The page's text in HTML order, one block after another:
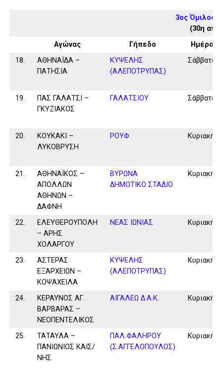
3ος Όμιλος
(30η
Αγώνας
Γήπεδο
Ημέρα
18.
ΑΘΗΝΑΪΔΑ –
ΠΑΤΗΣΙΑ
ΚΥΨΕΛΗΣ
(ΑΛΕΠΟΤΡΥΠΑΣ)
Σάββατο
19.
ΠΑΣ ΓΑΛΑΤΣΙ –
ΓΚΥΖΙΑΚΟΣ
ΓΑΛΑΤΣΙΟΥ Σάββατο
20.
ΚΟΥΚΑΚΙ –
ΛΥΚΟΒΡΥΣΗ
ΡΟΥΦ Κυριακή
21.
ΑΘΗΝΑΪΚΟΣ –
ΑΠΟΛΛΩΝ
ΑΘΗΝΩΝ –
ΔΑΦΝΗ
ΒΥΡΩΝΑ
ΔΗΜΟΤΙΚΟ ΣΤΑΔΙΟ
Κυριακή
22.
ΕΛΕΥΘΕΡΟΥΠΟΛΗ
– ΑΡΗΣ
ΧΟΛΑΡΓΟΥ
ΝΕΑΣ ΙΩΝΙΑΣ Κυριακή
23.
ΑΣΤΕΡΑΣ
ΕΞΑΡΧΕΙΩΝ –
ΚΟΨΑΧΕΙΛΑ
ΚΥΨΕΛΗΣ
(ΑΛΕΠΟΤΡΥΠΑΣ)
Κυριακή
24.
ΚΕΡΑΥΝΟΣ ΑΓ.
ΒΑΡΒΑΡΑΣ –
ΝΕΟΠΕΝΤΕΛΙΚΟΣ
ΑΙΓΑΛΕΩ Δ.Α.Κ. Κυριακή
25.
ΤΑΤΑΥΛΑ –
ΠΑΝΙΩΝΙΟΣ ΚΑΙΣ/
ΝΗΣ
ΠΑΛ.ΦΑΛΗΡΟΥ
(Σ.ΑΓΓΕΛΟΠΟΥΛΟΣ)
Κυριακή